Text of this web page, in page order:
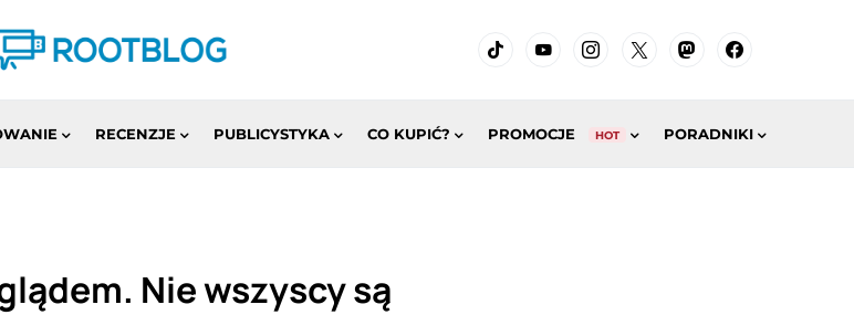
RECENZJE PUBLICYSTYKA CO KUPIĆ? PROMOCJE HOT PORADNIKI
Nie wszyscy są